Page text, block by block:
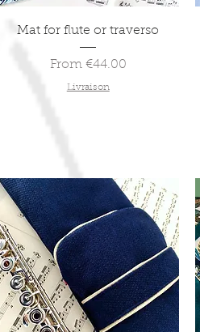
Quick View
Mat for flute or traverso
From €44.00
Sale Price
Livraison